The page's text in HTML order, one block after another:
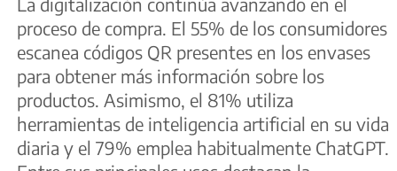
proceso de compra. El 55% de los consumidores
escanea códigos QR presentes en los envases
para obtener más información sobre los
productos. Asimismo, el 81% utiliza
herramientas de inteligencia artificial en su vida
diaria y el 79% emplea habitualmente ChatGPT.